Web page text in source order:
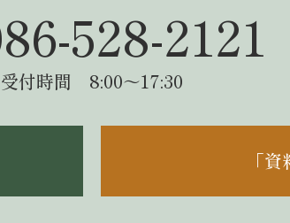
528-2121
受付時間 8:00～17:30
「